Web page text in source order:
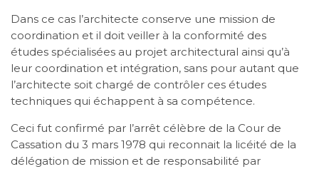
Dans ce cas l’architecte conserve une mission de
coordination et il doit veiller à la conformité des
études spécialisées au projet architectural ainsi qu’à
leur coordination et intégration, sans pour autant que
l’architecte soit chargé de contrôler ces études
techniques qui échappent à sa compétence.
Ceci fut confirmé par l’arrêt célèbre de la Cour de
Cassation du 3 mars 1978 qui reconnait la licéité de la
délégation de mission et de responsabilité par